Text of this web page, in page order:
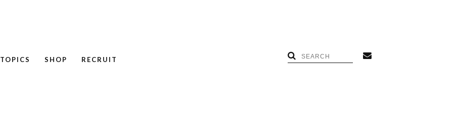
TOPICS
SHOP RECRUIT